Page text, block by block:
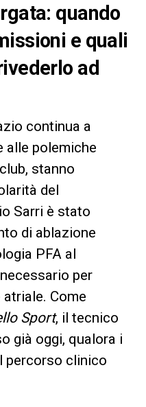
quando
e quali
ad
continua a
alle polemiche
stanno
del
Sarri è stato
di ablazione
PFA al
per
Come
Sport, il tecnico
già oggi, qualora i
percorso clinico